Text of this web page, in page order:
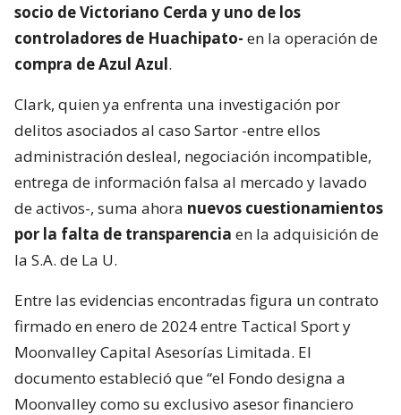
socio de Victoriano Cerda y uno de los
controladores de Huachipato- en la operación de
compra de Azul Azul.
Clark, quien ya enfrenta una investigación por
delitos asociados al caso Sartor -entre ellos
administración desleal, negociación incompatible,
entrega de información falsa al mercado y lavado
de activos-, suma ahora nuevos cuestionamientos
por la falta de transparencia en la adquisición de
la S.A. de La U.
Entre las evidencias encontradas figura un contrato
firmado en enero de 2024 entre Tactical Sport y
Moonvalley Capital Asesorías Limitada. El
documento estableció que “el Fondo designa a
Moonvalley como su exclusivo asesor financiero